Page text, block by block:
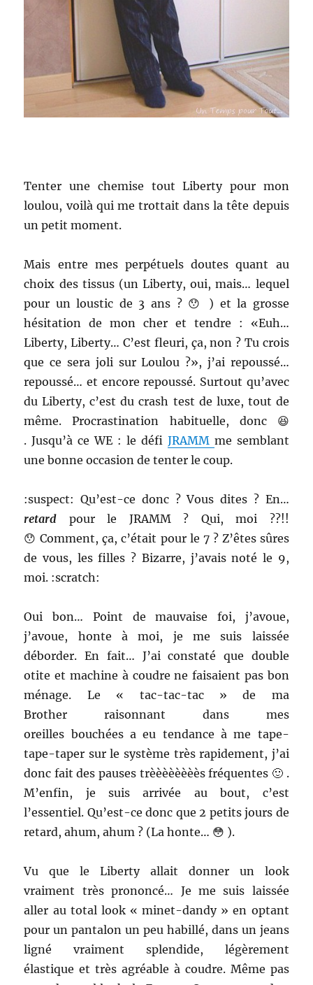
Tenter une chemise tout Liberty pour mon
loulou, voilà qui me trottait dans la tête depuis
un petit moment.
Mais entre mes perpétuels doutes quant au
choix des tissus (un Liberty, oui, mais… lequel
pour un loustic de 3 ans ? 😯 ) et la grosse
hésitation de mon cher et tendre : «Euh…
Liberty, Liberty… C’est fleuri, ça, non ? Tu crois
que ce sera joli sur Loulou ?», j’ai repoussé…
repoussé… et encore repoussé. Surtout qu’avec
du Liberty, c’est du crash test de luxe, tout de
même. Procrastination habituelle, donc 😆
. Jusqu’à ce WE : le défi JRAMM me semblant
une bonne occasion de tenter le coup.
:suspect: Qu’est-ce donc ? Vous dites ? En…
retard pour le JRAMM ? Qui, moi ??!!
😯 Comment, ça, c’était pour le 7 ? Z’êtes sûres
de vous, les filles ? Bizarre, j’avais noté le 9,
moi. :scratch:
Oui bon… Point de mauvaise foi, j’avoue,
j’avoue, honte à moi, je me suis laissée
déborder. En fait… J’ai constaté que double
otite et machine à coudre ne faisaient pas bon
ménage. Le « tac-tac-tac » de ma
Brother raisonnant dans mes
oreilles bouchées a eu tendance à me tape-
tape-taper sur le système très rapidement, j’ai
donc fait des pauses trèèèèèèèès fréquentes 🙂 .
M’enfin, je suis arrivée au bout, c’est
l’essentiel. Qu’est-ce donc que 2 petits jours de
retard, ahum, ahum ? (La honte… 😳 ).
Vu que le Liberty allait donner un look
vraiment très prononcé… Je me suis laissée
aller au total look « minet-dandy » en optant
pour un pantalon un peu habillé, dans un jeans
ligné vraiment splendide, légèrement
élastique et très agréable à coudre. Même pas